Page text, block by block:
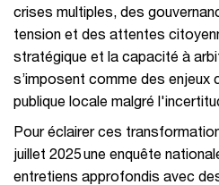
crises multiples, des
tension et des attentes
stratégique et la capacité à
s’imposent comme des enjeux
publique locale malgré
Pour éclairer ces
juillet 2025 une enquête
entretiens approfondis avec